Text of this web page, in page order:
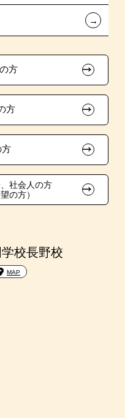
度
←
方
方
方
社会人の方
の方）
校長野校
MAP